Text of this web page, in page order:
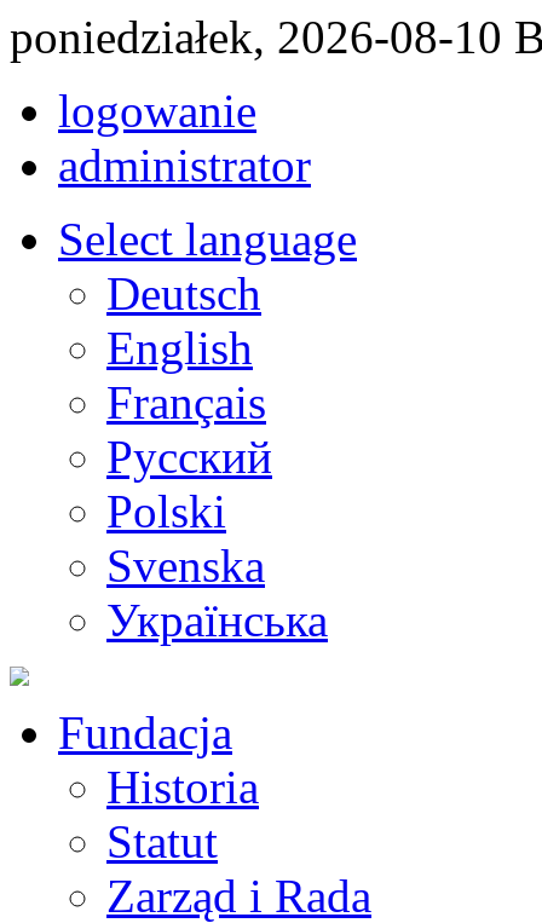
poniedziałek, 2026-08-10
logowanie
administrator
Select language
Deutsch
English
Français
Pусский
Polski
Svenska
Українська
Fundacja
Historia
Statut
Zarząd i Rada